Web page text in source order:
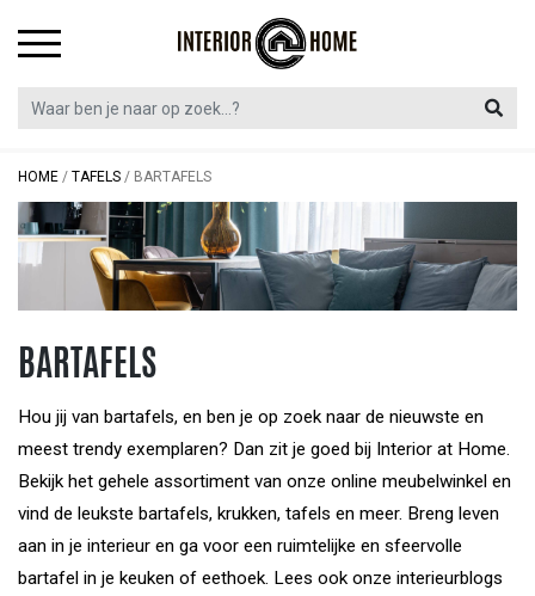
HOME / TAFELS / BARTAFELS
BARTAFELS
Hou jij van bartafels, en ben je op zoek naar de nieuwste en
meest trendy exemplaren? Dan zit je goed bij Interior at Home.
Bekijk het gehele assortiment van onze online meubelwinkel en
vind de leukste bartafels, krukken, tafels en meer. Breng leven
aan in je interieur en ga voor een ruimtelijke en sfeervolle
bartafel in je keuken of eethoek. Lees ook onze interieurblogs